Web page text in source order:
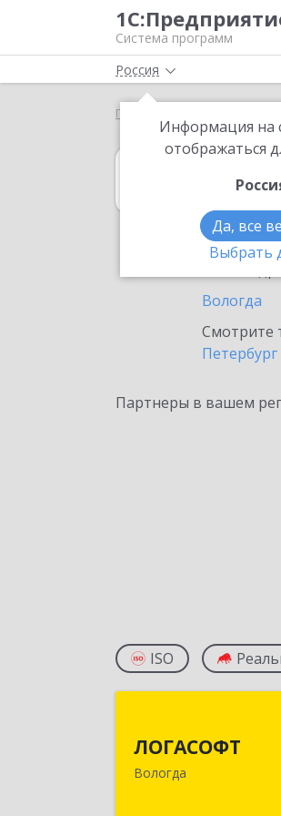
Система программ
Россия
Информация на
отображаться
Да, все
Выбрать
Главная
в
Вологда
Смотрите
Партнеры в вашем
ISO
ЛОГАСОФТ
Вологда
Гагарина ул, дом